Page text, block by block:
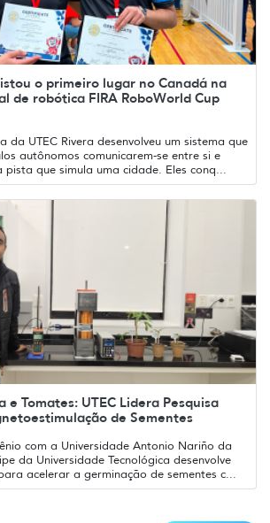
o primeiro lugar no Canadá na
de robótica FIRA RoboWorld Cup
da UTEC Rivera desenvolveu um sistema que
autônomos comunicarem-se entre si e
pista que simula uma cidade. Eles conq...
e Tomates: UTEC Lidera Pesquisa
de Sementes
com a Universidade Antonio Nariño da
da Universidade Tecnológica desenvolve
acelerar a germinação de sementes c...